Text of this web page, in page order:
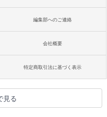
編集部へのご連絡
会社概要
特定商取引法に基づく表示
見る